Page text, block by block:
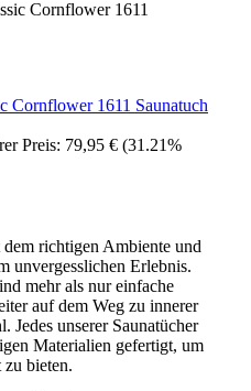
Cornflower 1611 Saunatuch
Preis: 79,95 € (31.21%
richtigen Ambiente und
unvergesslichen Erlebnis.
mehr als nur einfache
auf dem Weg zu innerer
Jedes unserer Saunatücher
Materialien gefertigt, um
bieten.